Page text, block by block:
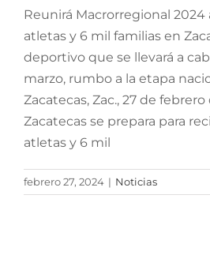
Reunirá Macrorregional 2024
atletas y 6 mil familias en
deportivo que se llevará a
marzo, rumbo a la etapa
Zacatecas, Zac., 27 de febrero
Zacatecas se prepara para
atletas y 6 mil
febrero 27, 2024 | Noticias